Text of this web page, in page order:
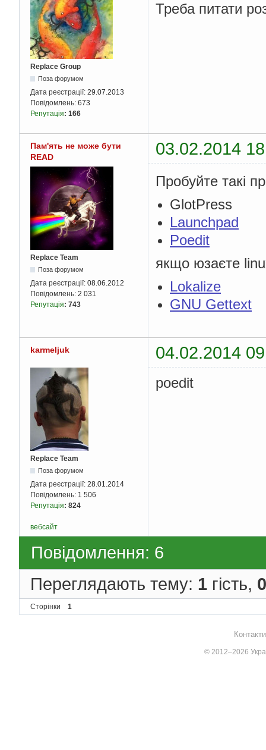
Replace Group
Поза форумом
Дата реєстрації: 29.07.2013
Повідомлень: 673
Репутація: 166
Треба питати
Пам'ять не може бути
READ
03.02.2014
Replace Team
Поза форумом
Дата реєстрації: 08.06.2012
Повідомлень: 2 031
Репутація: 743
Пробуйте такі
GlotPress
Launchpad
Poedit
якщо юзаєте
Lokalize
GNU Gettext
karmeljuk 04.02.2014
Replace Team
Поза форумом
Дата реєстрації: 28.01.2014
Повідомлень: 1 506
Репутація: 824
poedit
вебсайт
Повідомлення: 6
Переглядають тему: 1 гість, 0
Сторінки 1
© 2012–2026